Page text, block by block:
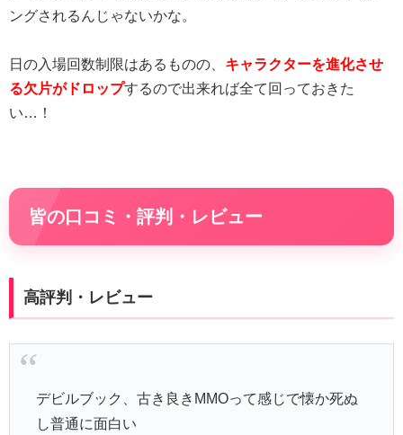
ングされるんじゃないかな。
日の入場回数制限はあるものの、 キャラクターを進化させ
る欠片がドロップするので出来れば全て回っておきた
い…！
皆の口コミ・評判・レビュー
高評判・レビュー
デビルブック、古き良きMMOって感じで懐か死ぬ
し普通に面白い